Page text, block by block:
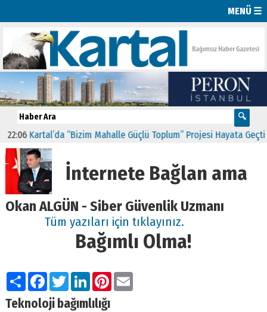
MENÜ ☰
Kartal’da “Bizim Mahalle Güçlü Toplum” Projesi Hayata Geçti 11:41
Okan ALGÜN - Siber Güvenlik Uzmanı
Tüm yazıları için tıklayınız.
İnternete Bağlan ama
Bağımlı Olma!
PaylaşFacebook
TwitterLinkedIn
Pinterest
Email
Teknoloji bağımlılığı